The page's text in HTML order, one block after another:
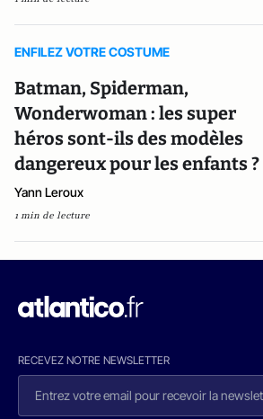
ENFILEZ VOTRE COSTUME
Batman, Spiderman,
Wonderwoman : les super
héros sont-ils des modèles
dangereux pour les enfants ?
Yann Leroux
1 min de lecture
RECEVEZ NOTRE NEWSLETTER